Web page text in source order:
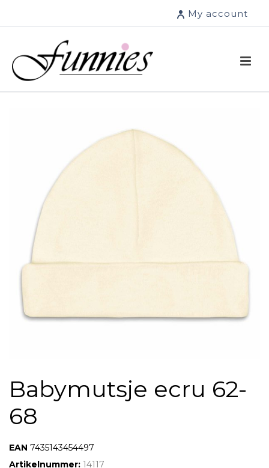
My account
Babymutsje ecru 62-
68
EAN: 7435143454497
Artikelnummer: 14117